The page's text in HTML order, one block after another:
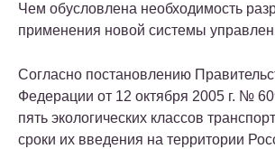
Чем обусловлена необходимость
применения новой системы
Согласно постановлению
Федерации от 12 октября 2005 г. №
пять экологических классов
сроки их введения на территории